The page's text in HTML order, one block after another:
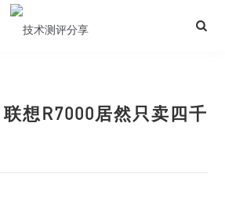
联想R7000居然只卖四千